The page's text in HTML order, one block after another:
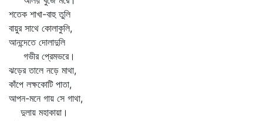
শতেক শাখা-বাহু তুলি
বায়ুর সাথে কোলাকুলি,
আনন্দেতে দোলাদুলি
গভীর প্রেমভরে।
ঝড়ের তালে নড়ে মাথা,
কাঁপে লক্ষকোটি পাতা,
আপন-মনে গায় সে গাথা,
দুলায় মহাকায়া।